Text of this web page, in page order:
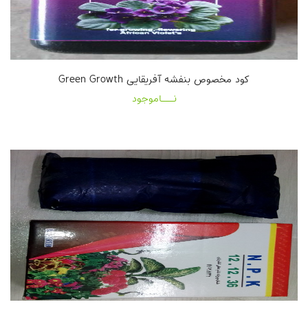
کود مخصوص بنفشه آفریقایی Green Growth
نـــاموجود